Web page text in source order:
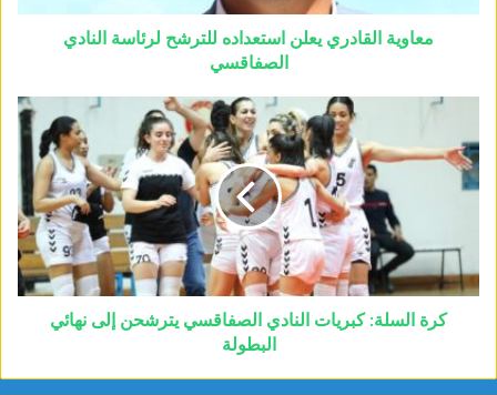
معاوية القادري يعلن استعداده للترشح لرئاسة النادي
الصفاقسي
كرة السلة: كبريات النادي الصفاقسي يترشحن إلى نهائي
البطولة